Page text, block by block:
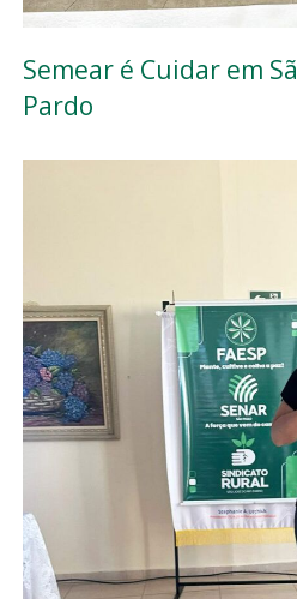
Semear é Cuidar em
Pardo